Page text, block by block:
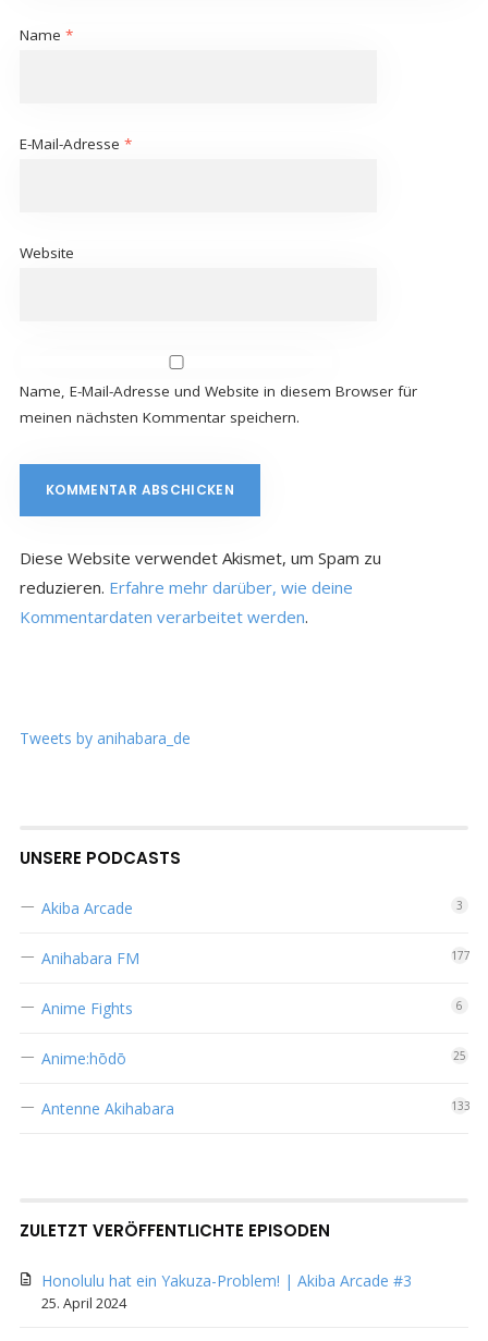
Name *
E-Mail-Adresse *
Website
Name, E-Mail-Adresse und Website in diesem Browser für
meinen nächsten Kommentar speichern.
Diese Website verwendet Akismet, um Spam zu
reduzieren. Erfahre mehr darüber, wie deine
Kommentardaten verarbeitet werden.
Tweets by anihabara_de
UNSERE PODCASTS
Akiba Arcade 3
Anihabara FM 177
Anime Fights 6
Anime:hōdō 25
Antenne Akihabara 133
ZULETZT VERÖFFENTLICHTE EPISODEN
Honolulu hat ein Yakuza-Problem! | Akiba Arcade #3
25. April 2024